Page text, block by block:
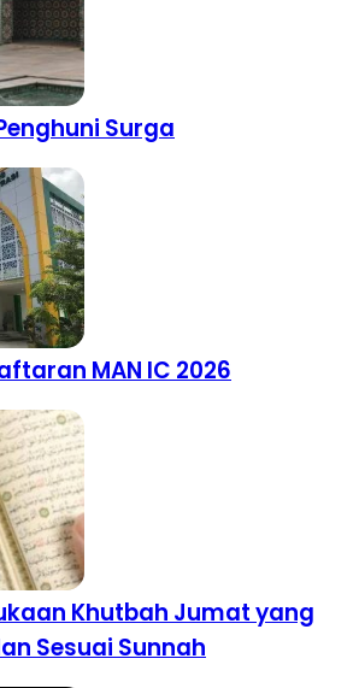
Surga
MAN IC 2026
Khutbah Jumat yang
Sesuai Sunnah